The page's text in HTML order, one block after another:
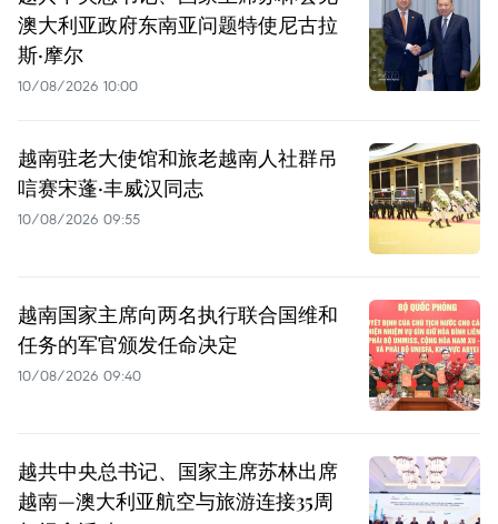
澳大利亚政府东南亚问题特使尼古拉
斯·摩尔
10/08/2026 10:00
越南驻老大使馆和旅老越南人社群吊
唁赛宋蓬·丰威汉同志
10/08/2026 09:55
越南国家主席向两名执行联合国维和
任务的军官颁发任命决定
10/08/2026 09:40
越共中央总书记、国家主席苏林出席
越南—澳大利亚航空与旅游连接35周